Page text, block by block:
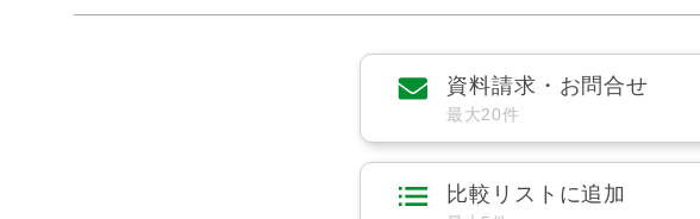
資料請求・お問合せ
最大20件
比較リストに追加